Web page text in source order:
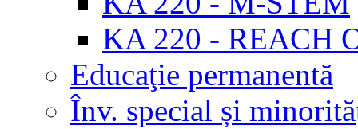
KA 220 - REACH
Educaţie permanentă
Înv. special și